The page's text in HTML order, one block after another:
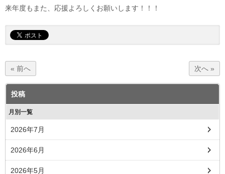
来年度もまた、応援よろしくお願いします！！！
« 前へ 次へ »
投稿
月別一覧
2026年7月
2026年6月
2026年5月